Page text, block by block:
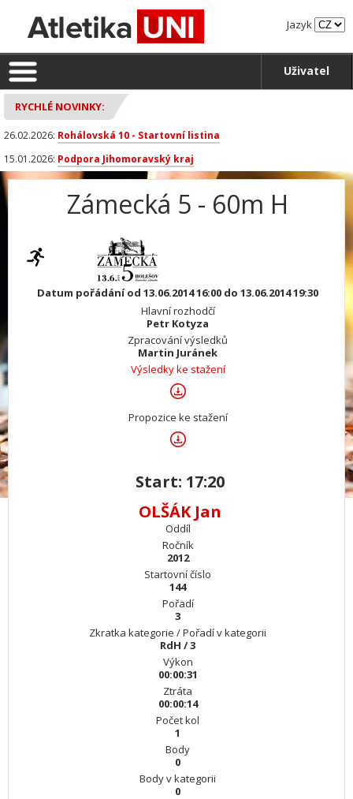
Jazyk
Uživatel
RYCHLÉ NOVINKY:
26.02.2026: Rohálovská 10 - Startovní listina
15.01.2026: Podpora Jihomoravský kraj
Zámecká 5 - 60m H
Datum pořádání od 13.06.2014 16:00 do 13.06.2014 19:30
Hlavní rozhodčí
Petr Kotyza
Zpracování výsledků
Martin Juránek
Výsledky ke stažení
Propozice ke stažení
Start: 17:20
OLŠÁK Jan
Oddíl
Ročník
2012
Startovní číslo
144
Pořadí
3
Zkratka kategorie / Pořadí v kategorii
RdH / 3
Výkon
00:00:31
Ztráta
00:00:14
Počet kol
1
Body
0
Body v kategorii
0